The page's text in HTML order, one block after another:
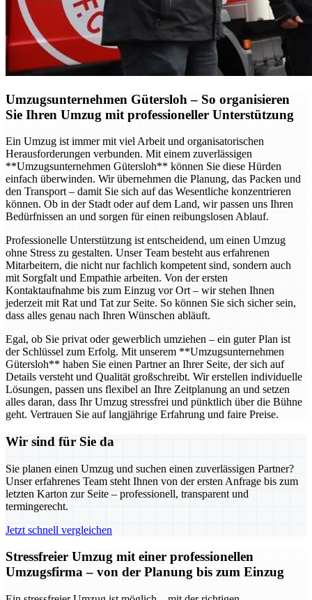
Umzugsunternehmen Gütersloh – So organisieren
Sie Ihren Umzug mit professioneller Unterstützung
Ein Umzug ist immer mit viel Arbeit und organisatorischen
Herausforderungen verbunden. Mit einem zuverlässigen
**Umzugsunternehmen Gütersloh** können Sie diese Hürden
einfach überwinden. Wir übernehmen die Planung, das Packen und
den Transport – damit Sie sich auf das Wesentliche konzentrieren
können. Ob in der Stadt oder auf dem Land, wir passen uns Ihren
Bedürfnissen an und sorgen für einen reibungslosen Ablauf.
Professionelle Unterstützung ist entscheidend, um einen Umzug
ohne Stress zu gestalten. Unser Team besteht aus erfahrenen
Mitarbeitern, die nicht nur fachlich kompetent sind, sondern auch
mit Sorgfalt und Empathie arbeiten. Von der ersten
Kontaktaufnahme bis zum Einzug vor Ort – wir stehen Ihnen
jederzeit mit Rat und Tat zur Seite. So können Sie sich sicher sein,
dass alles genau nach Ihren Wünschen abläuft.
Egal, ob Sie privat oder gewerblich umziehen – ein guter Plan ist
der Schlüssel zum Erfolg. Mit unserem **Umzugsunternehmen
Gütersloh** haben Sie einen Partner an Ihrer Seite, der sich auf
Details versteht und Qualität großschreibt. Wir erstellen individuelle
Lösungen, passen uns flexibel an Ihre Zeitplanung an und setzen
alles daran, dass Ihr Umzug stressfrei und pünktlich über die Bühne
geht. Vertrauen Sie auf langjährige Erfahrung und faire Preise.
Wir sind für Sie da
Sie planen einen Umzug und suchen einen zuverlässigen Partner?
Unser erfahrenes Team steht Ihnen von der ersten Anfrage bis zum
letzten Karton zur Seite – professionell, transparent und
termingerecht.
Jetzt schnell vergleichen
Stressfreier Umzug mit einer professionellen
Umzugsfirma – von der Planung bis zum Einzug